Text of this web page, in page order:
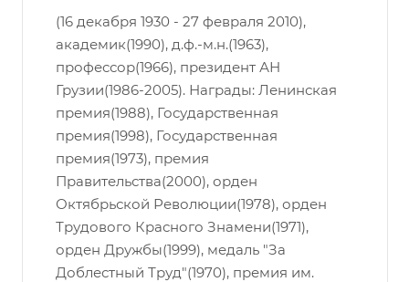
(16 декабря 1930 - 27 февраля 2010),
академик(1990), д.ф.-м.н.(1963),
профессор(1966), президент АН
Грузии(1986-2005). Награды: Ленинская
премия(1988), Государственная
премия(1998), Государственная
премия(1973), премия
Правительства(2000), орден
Октябрьской Революции(1978), орден
Трудового Красного Знамени(1971),
орден Дружбы(1999), медаль "За
Доблестный Труд"(1970), премия им.